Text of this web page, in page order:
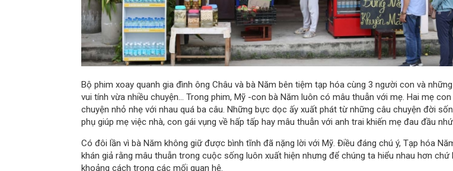
Bộ phim xoay quanh gia đình ông Châu và bà Năm bên tiệm tạp hóa cùng 3 người con và
vui tính vừa nhiều chuyện... Trong phim, Mỹ -con bà Năm luôn có mâu thuẫn với mẹ. Hai mẹ
chuyện nhỏ nhẹ với nhau quá ba câu. Những bực dọc ấy xuất phát từ những câu chuyện đời
phụ giúp mẹ việc nhà, con gái vụng về hấp tấp hay mâu thuẫn với anh trai khiến mẹ đau đầu
Có đôi lần vì bà Năm không giữ được bình tĩnh đã nặng lời với Mỹ. Điều đáng chú ý, Tạp hóa
khán giả rằng mâu thuẫn trong cuộc sống luôn xuất hiện nhưng để chúng ta hiểu nhau hơn chứ
khoảng cách trong các mối quan hệ.